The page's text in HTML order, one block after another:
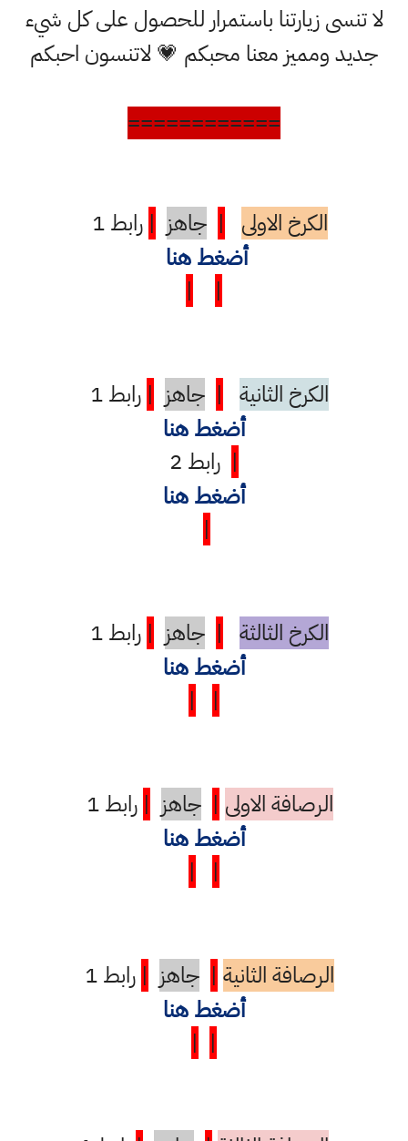
لا تنسى زيارتنا باستمرار للحصول على كل شيء
جديد ومميز معنا محبكم 💗 لاتنسون احبكم
============
الكرخ الاولى | جاهز | رابط 1
أضغط هنا
|
|
الكرخ الثانية | جاهز | رابط 1
أضغط هنا
| رابط 2
أضغط هنا
|
الكرخ الثالثة | جاهز | رابط 1
أضغط هنا
|
|
الرصافة الاولى | جاهز | رابط 1
أضغط هنا
|
|
الرصافة الثانية | جاهز | رابط 1
أضغط هنا
|
|